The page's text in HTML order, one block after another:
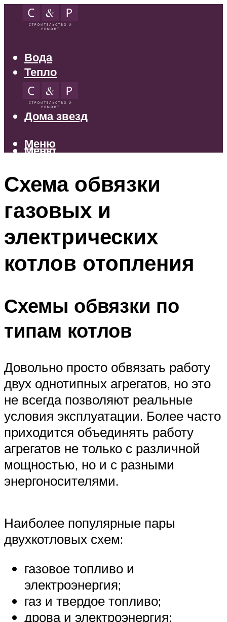
Вода
Тепло
Электрика
Свет
Дома звезд
Меню
Меню
Схема обвязки
газовых и
электрических
котлов отопления
Схемы обвязки по
типам котлов
Довольно просто обвязать работу
двух однотипных агрегатов, но это
не всегда позволяют реальные
условия эксплуатации. Более часто
приходится объединять работу
агрегатов не только с различной
мощностью, но и с разными
энергоносителями.
Наиболее популярные пары
двухкотловых схем:
газовое топливо и
электроэнергия;
газ и твердое топливо;
дрова и электроэнергия;